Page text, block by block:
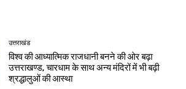
उत्तराखंड
विश्व की आध्यात्मिक राजधानी बनने की ओर बढ़ा
उत्तराखण्ड, चारधाम के साथ अन्य मंदिरों में भी बढ़ी
श्रद्धालुओं की आस्था